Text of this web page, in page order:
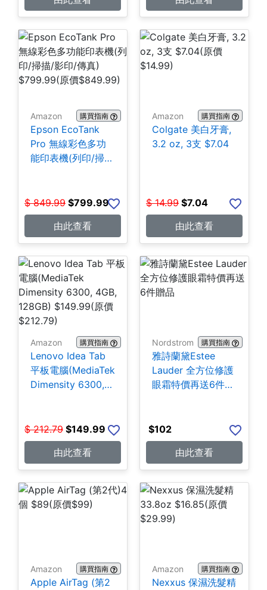
Amazon 購買指南
Epson EcoTank
Pro 無線彩色多功
能印表機(列印/掃
$ 849.99 $799.99
由此查看
Amazon 購買指南
Colgate 美白牙膏,
3.2 oz, 3支 $7.04
$ 14.99 $7.04
由此查看
Amazon 購買指南
Lenovo Idea Tab
平板電腦(MediaTek
Dimensity 6300,
$ 212.79 $149.99
由此查看
Nordstrom 購買指南
雅詩蘭黛Estee
Lauder 全方位修護
眼霜特價再送6件贈
$102
由此查看
Amazon 購買指南
Apple AirTag (第2
Amazon 購買指南
Nexxus 保濕洗髮精